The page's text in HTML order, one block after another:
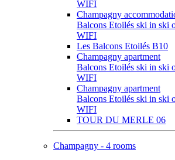
WIFI
Champagny
Balcons Etoilés ski in ski
WIFI
Les Balcons Etoilés B10
Champagny apartment
Balcons Etoilés ski in ski
WIFI
Champagny apartment
Balcons Etoilés ski in ski
WIFI
TOUR DU MERLE 06
Champagny - 4 rooms